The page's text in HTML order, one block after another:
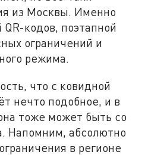
из Москвы. Именно
кодов, поэтапной
ограничений и
режима.
что с ковидной
нечто подобное, и в
тоже может быть со
Напомним, абсолютно
в регионе